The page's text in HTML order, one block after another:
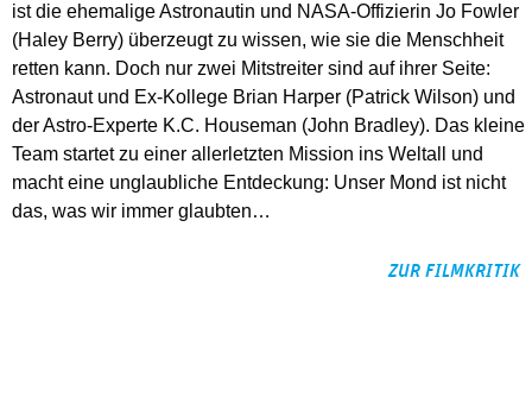
ist die ehemalige Astronautin und NASA-Offizierin Jo Fowler
(Haley Berry) überzeugt zu wissen, wie sie die Menschheit
retten kann. Doch nur zwei Mitstreiter sind auf ihrer Seite:
Astronaut und Ex-Kollege Brian Harper (Patrick Wilson) und
der Astro-Experte K.C. Houseman (John Bradley). Das kleine
Team startet zu einer allerletzten Mission ins Weltall und
macht eine unglaubliche Entdeckung: Unser Mond ist nicht
das, was wir immer glaubten…
ZUR FILMKRITIK